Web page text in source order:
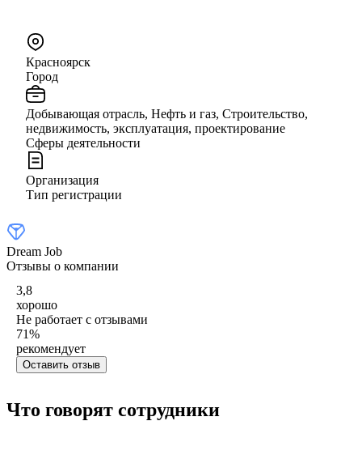
Красноярск
Город
Добывающая отрасль, Нефть и газ, Строительство,
недвижимость, эксплуатация, проектирование
Сферы деятельности
Организация
Тип регистрации
Dream Job
Отзывы о компании
3,8
хорошо
Не работает с отзывами
71%
рекомендует
Оставить отзыв
Что говорят сотрудники